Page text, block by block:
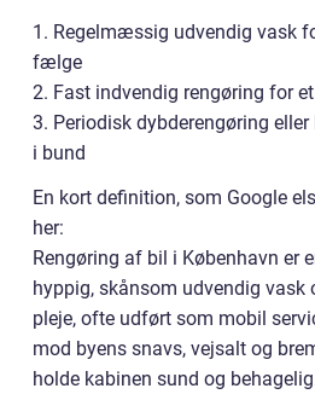
1. Regelmæssig udvendig vask
fælge
2. Fast indvendig rengøring for
3. Periodisk dybderengøring
i bund
En kort definition, som Google
her:
Rengøring af bil i København er
hyppig, skånsom udvendig vask
pleje, ofte udført som mobil
mod byens snavs, vejsalt og
holde kabinen sund og